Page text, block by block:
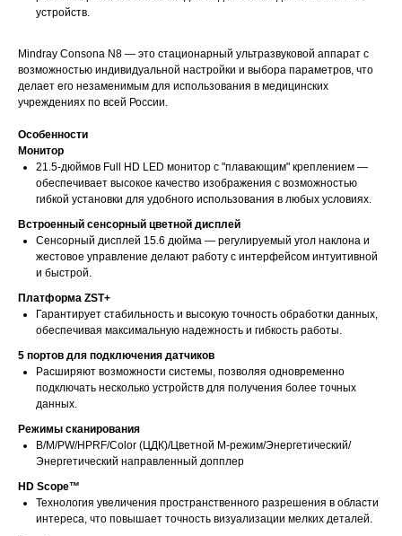
устройств.
Mindray Consona N8 — это стационарный ультразвуковой аппарат с
возможностью индивидуальной настройки и выбора параметров, что
делает его незаменимым для использования в медицинских
учреждениях по всей России.
Особенности
Монитор
21.5-дюймов Full HD LED монитор с "плавающим" креплением —
обеспечивает высокое качество изображения с возможностью
гибкой установки для удобного использования в любых условиях.
Встроенный сенсорный цветной дисплей
Сенсорный дисплей 15.6 дюйма — регулируемый угол наклона и
жестовое управление делают работу с интерфейсом интуитивной
и быстрой.
Платформа ZST+
Гарантирует стабильность и высокую точность обработки данных,
обеспечивая максимальную надежность и гибкость работы.
5 портов для подключения датчиков
Расширяют возможности системы, позволяя одновременно
подключать несколько устройств для получения более точных
данных.
Режимы сканирования
B/M/PW/HPRF/Color (ЦДК)/Цветной M-режим/Энергетический/
Энергетический направленный допплер
HD Scope™
Технология увеличения пространственного разрешения в области
интереса, что повышает точность визуализации мелких деталей.